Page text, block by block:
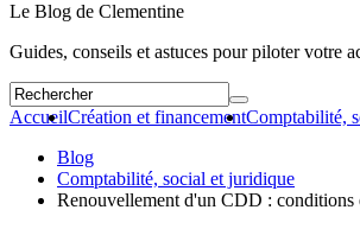
Le Blog de Clementine
Guides, conseils et astuces pour piloter votre
AccueilCréation et financementComptabilité,
Blog
Comptabilité, social et juridique
Renouvellement d'un CDD : conditions